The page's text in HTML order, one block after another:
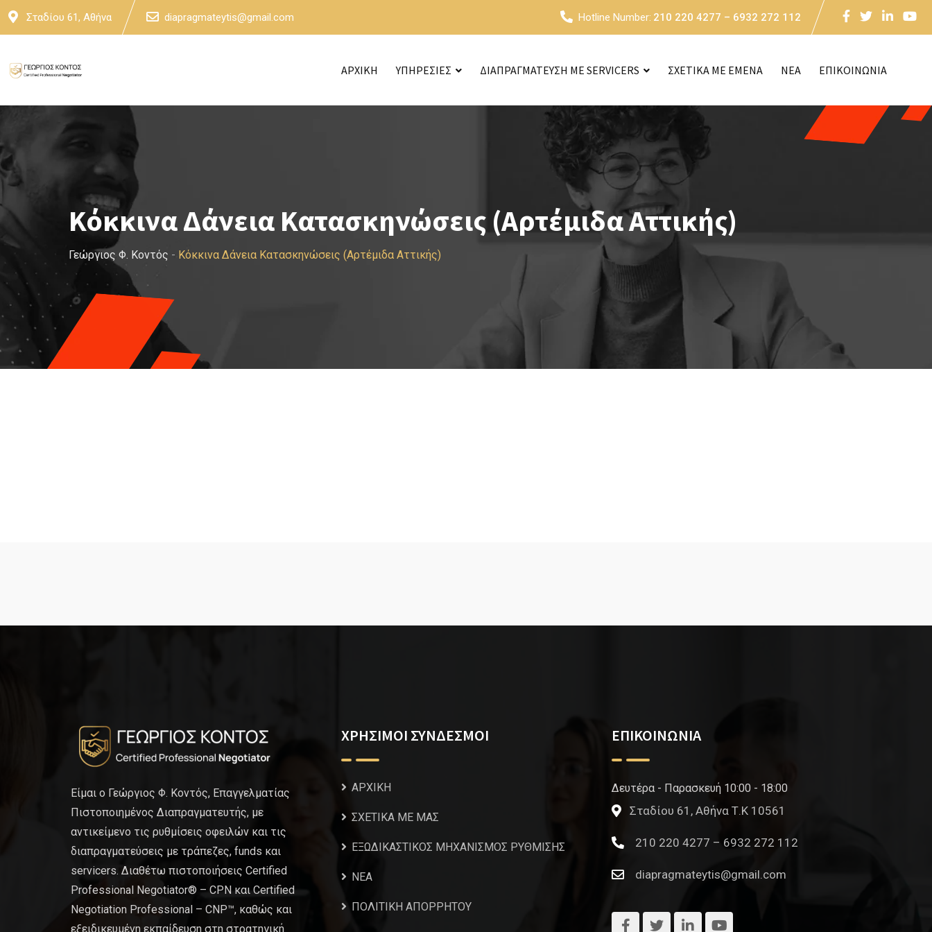
Skip
Σταδίου 61, Αθήνα diapragmateytis@gmail.com Hotline Number: 210 220 4277 – 6932 272 112
ΑΡΧΙΚΗ ΥΠΗΡΕΣΙΕΣ ΔΙΑΠΡΑΓΜΑΤΕΥΣΗ ΜΕ SERVICERS ΣΧΕΤΙΚΑ ΜΕ ΕΜΕΝΑ NEA ΕΠΙΚΟΙΝΩΝΙΑ
Κόκκινα Δάνεια Κατασκηνώσεις (Αρτέμιδα Αττικής)
Γεώργιος Φ. Κοντός - Κόκκινα Δάνεια Κατασκηνώσεις (Αρτέμιδα Αττικής)
Είμαι ο Γεώργιος Φ. Κοντός, Επαγγελματίας
Πιστοποιημένος Διαπραγματευτής, με
αντικείμενο τις ρυθμίσεις οφειλών και τις
διαπραγματεύσεις με τράπεζες, funds και
servicers. Διαθέτω πιστοποιήσεις Certified
Professional Negotiator® – CPN και Certified
Negotiation Professional – CNP™, καθώς και
εξειδικευμένη εκπαίδευση στη στρατηγική
ΧΡΗΣΙΜΟΙ ΣΥΝΔΕΣΜΟΙ
ΑΡΧΙΚΗ
ΣΧΕΤΙΚΑ ΜΕ ΜΑΣ
ΕΞΩΔΙΚΑΣΤΙΚΟΣ ΜΗΧΑΝΙΣΜΟΣ ΡΥΘΜΙΣΗΣ
NEA
ΠΟΛΙΤΙΚΗ ΑΠΟΡΡΗΤΟΥ
ΕΠΙΚΟΙΝΩΝΙΑ
Δευτέρα - Παρασκευή 10:00 - 18:00
Σταδίου 61, Αθήνα Τ.Κ 10561
210 220 4277 – 6932 272 112
diapragmateytis@gmail.com